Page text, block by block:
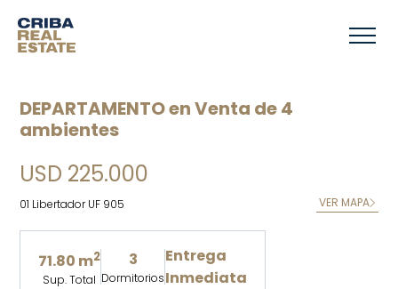
DEPARTAMENTO en Venta de 4
ambientes
USD 225.000
01 Libertador UF 905 VER MAPA
71.80 m2
Sup. Total
3
Dormitorios
Entrega
Inmediata